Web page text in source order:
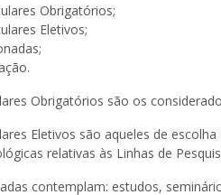
Obrigatórios;
Eletivos;
Obrigatórios são os
Eletivos são aqueles de
relativas às Linhas de
contemplam: estudos,